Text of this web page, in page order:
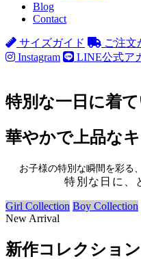
Blog
Contact
サイズガイド ご注文
Instagram
LINE公式ア
特別な一日に着
華やかで上品な
お子様の特別な瞬間を彩る
特別な日に、
Girl Collection Boy Collection
New Arrival
新作コレクション